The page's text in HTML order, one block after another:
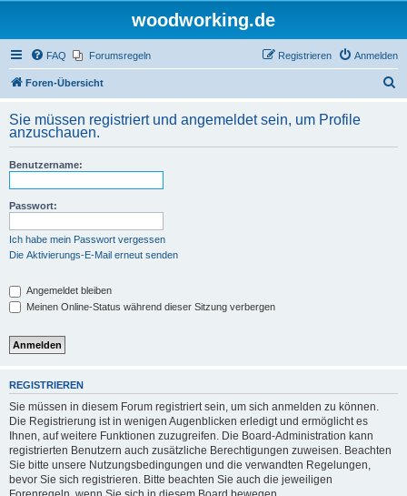
woodworking.de
FAQ Forumsregeln Anmelden
Registrieren
Foren-Übersicht
h
Sie müssen registriert und angemeldet sein, um Profile
anzuschauen.
Benutzername:
Passwort:
Ich habe mein Passwort vergessen
Die Aktivierungs-E-Mail erneut senden
Angemeldet bleiben
Meinen Online-Status während dieser Sitzung verbergen
REGISTRIEREN
Sie müssen in diesem Forum registriert sein, um sich anmelden zu können.
Die Registrierung ist in wenigen Augenblicken erledigt und ermöglicht es
Ihnen, auf weitere Funktionen zuzugreifen. Die Board-Administration kann
registrierten Benutzern auch zusätzliche Berechtigungen zuweisen. Beachten
Sie bitte unsere Nutzungsbedingungen und die verwandten Regelungen,
bevor Sie sich registrieren. Bitte beachten Sie auch die jeweiligen